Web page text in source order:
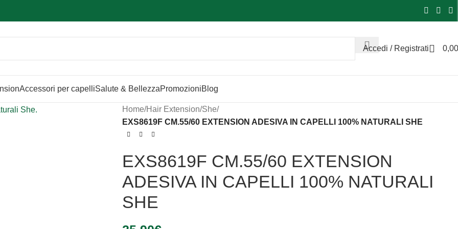
Accedi / Registrati 0,00
Accessori per capelliSalute & BellezzaPromozioniBlog
Home/Hair Extension/She/
EXS8619F CM.55/60 EXTENSION ADESIVA IN CAPELLI 100% NATURALI SHE
EXS8619F CM.55/60 EXTENSION
ADESIVA IN CAPELLI 100% NATURALI
SHE